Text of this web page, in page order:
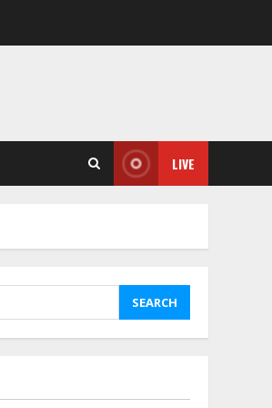
LIVE